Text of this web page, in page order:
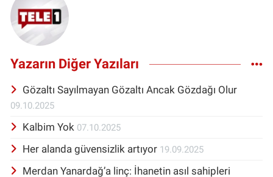
Yazarın Diğer Yazıları
Gözaltı Sayılmayan Gözaltı Ancak Gözdağı Olur
09.10.2025
Kalbim Yok 07.10.2025
Her alanda güvensizlik artıyor 19.09.2025
Merdan Yanardağ’a linç: İhanetin asıl sahipleri